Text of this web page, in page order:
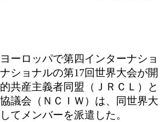
ーロッパで第四インターナショ
ショナルの第17回世界大会が開
共産主義者同盟（ＪＲＣＬ）と
議会（ＮＣＩＷ）は、同世界大
てメンバーを派遣した。